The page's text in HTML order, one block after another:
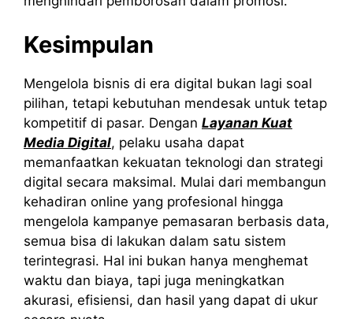
Kesimpulan
Mengelola bisnis di era digital bukan lagi soal
pilihan, tetapi kebutuhan mendesak untuk tetap
kompetitif di pasar. Dengan Layanan Kuat
Media Digital, pelaku usaha dapat
memanfaatkan kekuatan teknologi dan strategi
digital secara maksimal. Mulai dari membangun
kehadiran online yang profesional hingga
mengelola kampanye pemasaran berbasis data,
semua bisa di lakukan dalam satu sistem
terintegrasi. Hal ini bukan hanya menghemat
waktu dan biaya, tapi juga meningkatkan
akurasi, efisiensi, dan hasil yang dapat di ukur